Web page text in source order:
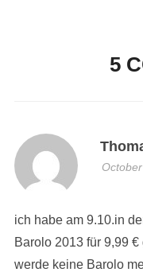
5
ich habe am 9.10.in
Barolo 2013 für 9,99
werde keine Barolo